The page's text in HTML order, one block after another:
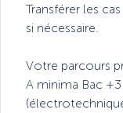
Transférer les
si nécessaire.
Votre parcours
A minima Bac